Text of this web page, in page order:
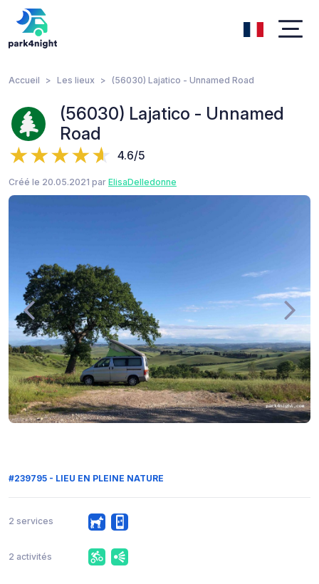
Accueil Les lieux (56030) Lajatico - Unnamed Road
(56030) Lajatico - Unnamed
Road
4.6/5
Créé le 20.05.2021 par ElisaDelledonne
#239795 - LIEU EN PLEINE NATURE
2 services
2 activités